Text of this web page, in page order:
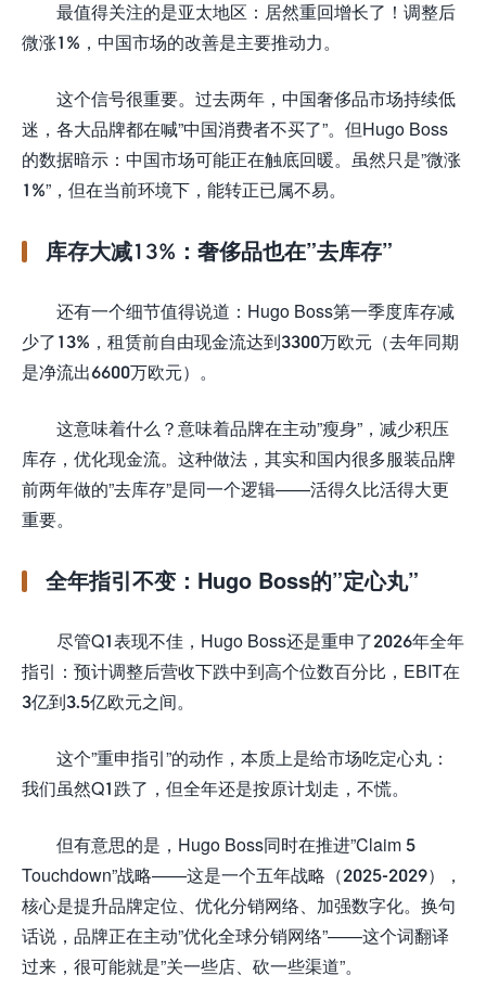
最值得关注的是亚太地区：居然重回增长了！调整后
微涨1%，中国市场的改善是主要推动力。
这个信号很重要。过去两年，中国奢侈品市场持续低
迷，各大品牌都在喊”中国消费者不买了”。但Hugo Boss
的数据暗示：中国市场可能正在触底回暖。虽然只是”微涨
1%”，但在当前环境下，能转正已属不易。
库存大减13%：奢侈品也在”去库存”
还有一个细节值得说道：Hugo Boss第一季度库存减
少了13%，租赁前自由现金流达到3300万欧元（去年同期
是净流出6600万欧元）。
这意味着什么？意味着品牌在主动”瘦身”，减少积压
库存，优化现金流。这种做法，其实和国内很多服装品牌
前两年做的”去库存”是同一个逻辑——活得久比活得大更
重要。
全年指引不变：Hugo Boss的”定心丸”
尽管Q1表现不佳，Hugo Boss还是重申了2026年全年
指引：预计调整后营收下跌中到高个位数百分比，EBIT在
3亿到3.5亿欧元之间。
这个”重申指引”的动作，本质上是给市场吃定心丸：
我们虽然Q1跌了，但全年还是按原计划走，不慌。
但有意思的是，Hugo Boss同时在推进”Claim 5
Touchdown”战略——这是一个五年战略（2025-2029），
核心是提升品牌定位、优化分销网络、加强数字化。换句
话说，品牌正在主动”优化全球分销网络”——这个词翻译
过来，很可能就是”关一些店、砍一些渠道”。